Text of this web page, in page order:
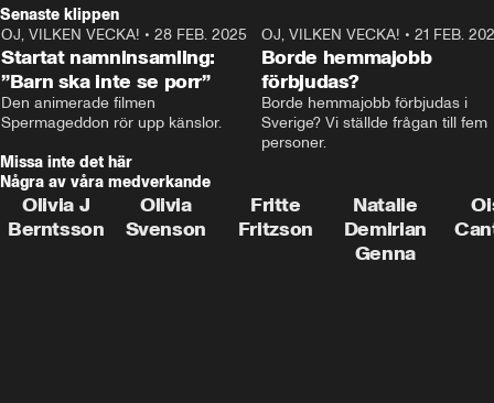
Cantwell och Karin Pettersson.
Senaste klippen
2:40
OJ, VILKEN VECKA! • 28 FEB. 2025
Startat namninsamling:
”Barn ska inte se porr”
Den animerade filmen
Spermageddon rör upp känslor.
OJ, VILKEN VECKA! • 21 FEB.
Borde hemmajobb
förbjudas?
Borde hemmajobb förbjudas i
Sverige? Vi ställde frågan till fem
personer.
Missa inte det här
Några av våra medverkande
Olivia J
Berntsson
Olivia
Svenson
Fritte
Fritzson
Natalie
Demirian
Genna